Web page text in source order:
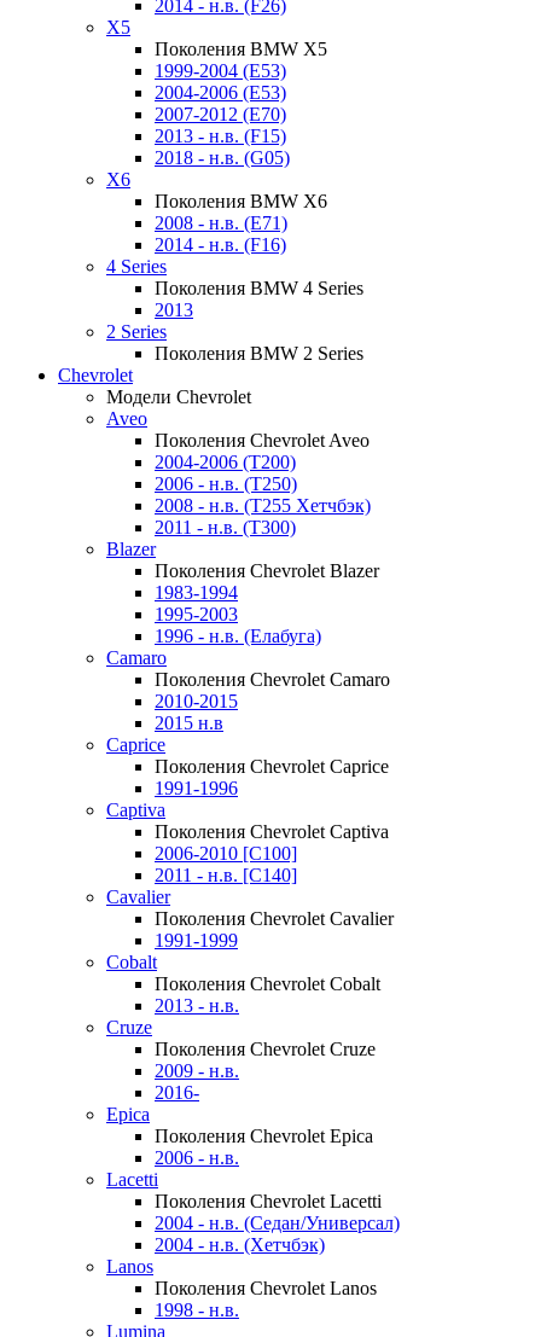
2014 - н.в. (F26)
X5
Поколения BMW X5
1999-2004 (E53)
2004-2006 (E53)
2007-2012 (E70)
2013 - н.в. (F15)
2018 - н.в. (G05)
X6
Поколения BMW X6
2008 - н.в. (E71)
2014 - н.в. (F16)
4 Series
Поколения BMW 4 Series
2013
2 Series
Поколения BMW 2 Series
Chevrolet
Модели Chevrolet
Aveo
Поколения Chevrolet Aveo
2004-2006 (T200)
2006 - н.в. (T250)
2008 - н.в. (T255 Хетчбэк)
2011 - н.в. (Т300)
Blazer
Поколения Chevrolet Blazer
1983-1994
1995-2003
1996 - н.в. (Елабуга)
Camaro
Поколения Chevrolet Camaro
2010-2015
2015 н.в
Caprice
Поколения Chevrolet Caprice
1991-1996
Captiva
Поколения Chevrolet Captiva
2006-2010 [C100]
2011 - н.в. [C140]
Cavalier
Поколения Chevrolet Cavalier
1991-1999
Cobalt
Поколения Chevrolet Cobalt
2013 - н.в.
Cruze
Поколения Chevrolet Cruze
2009 - н.в.
2016-
Epica
Поколения Chevrolet Epica
2006 - н.в.
Lacetti
Поколения Chevrolet Lacetti
2004 - н.в. (Седан/Универсал)
2004 - н.в. (Хетчбэк)
Lanos
Поколения Chevrolet Lanos
1998 - н.в.
Lumina